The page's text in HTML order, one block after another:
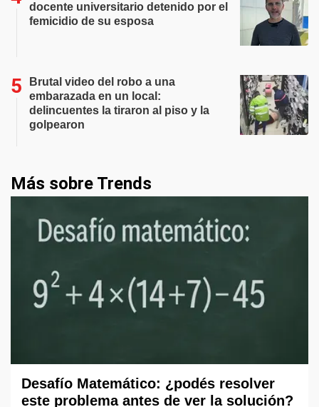
docente universitario detenido por el
femicidio de su esposa
Brutal video del robo a una
embarazada en un local:
delincuentes la tiraron al piso y la
golpearon
Más sobre Trends
Desafío Matemático: ¿podés resolver
este problema antes de ver la solución?